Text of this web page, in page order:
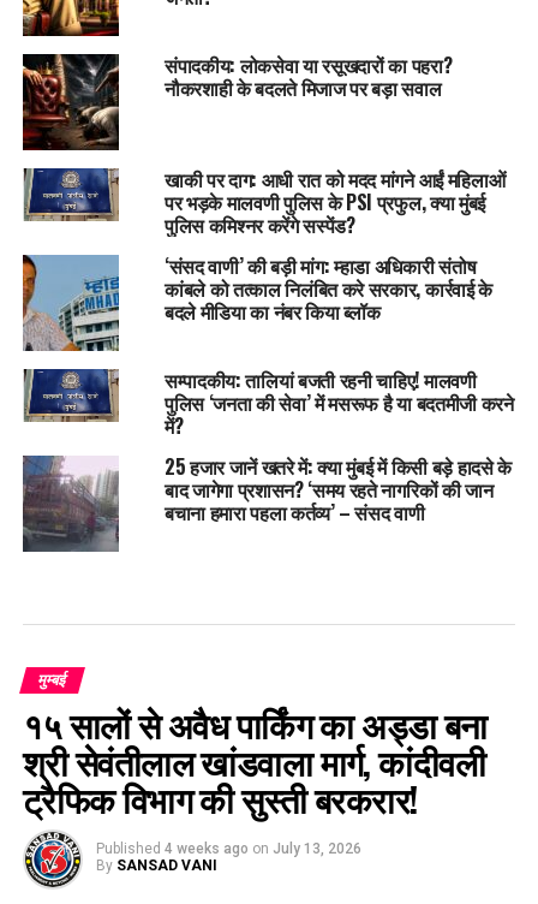
संपादकीय: लोकसेवा या रसूखदारों का पहरा?
नौकरशाही के बदलते मिजाज पर बड़ा सवाल
खाकी पर दाग: आधी रात को मदद मांगने आईं महिलाओं
पर भड़के मालवणी पुलिस के PSI प्रफुल, क्या मुंबई
पुलिस कमिश्नर करेंगे सस्पेंड?
‘संसद वाणी’ की बड़ी मांग: म्हाडा अधिकारी संतोष
कांबले को तत्काल निलंबित करे सरकार, कार्रवाई के
बदले मीडिया का नंबर किया ब्लॉक
सम्पादकीय: तालियां बजती रहनी चाहिए! मालवणी
पुलिस ‘जनता की सेवा’ में मसरूफ है या बदतमीजी करने
में?
25 हजार जानें खतरे में: क्या मुंबई में किसी बड़े हादसे के
बाद जागेगा प्रशासन? ‘समय रहते नागरिकों की जान
बचाना हमारा पहला कर्तव्य’ – संसद वाणी
मुम्बई
१५ सालों से अवैध पार्किंग का अड्डा बना
श्री सेवंतीलाल खांडवाला मार्ग, कांदीवली
ट्रैफिक विभाग की सुस्ती बरकरार!
Published 4 weeks ago on July 13, 2026
By SANSAD VANI